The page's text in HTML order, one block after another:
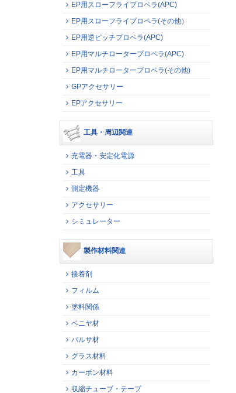
EP用スローフライプロペラ(APC)
EP用スローフライプロペラ(その他）
EP用逆ピッチプロペラ(APC)
EP用マルチロータープロペラ(APC)
EP用マルチロータープロペラ(その他)
GPアクセサリー
EPアクセサリー
工具・周辺関連
充電器・安定化電源
工具
測定機器
アクセサリー
シミュレーター
製作材料関連
接着剤
フィルム
塗料関係
ベニヤ材
バルサ材
グラス材料
カーボン材料
収縮チューブ・テープ